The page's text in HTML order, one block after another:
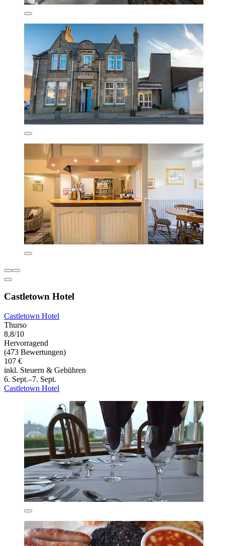
Castletown Hotel
Castletown Hotel
Thurso
8,8/10
Hervorragend
(473 Bewertungen)
107 €
inkl. Steuern & Gebühren
6. Sept.–7. Sept.
Castletown Hotel